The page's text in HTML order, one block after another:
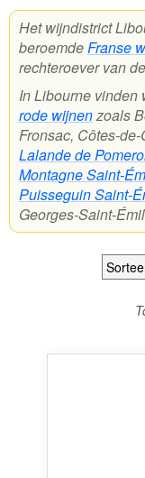
Het wijndistrict
beroemdeFranse
rechteroever van
In Libourne vinden
rode wijnenzoals
Fronsac, Côtes-
Lalande de
Montagne Saint-
Puisseguin Saint-
Georges-Saint-